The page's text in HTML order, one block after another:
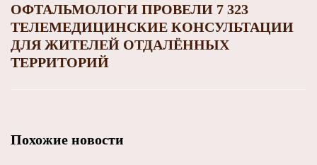
ОФТАЛЬМОЛОГИ ПРОВЕЛИ 7 323
ТЕЛЕМЕДИЦИНСКИЕ КОНСУЛЬТАЦИИ
ДЛЯ ЖИТЕЛЕЙ ОТДАЛЁННЫХ
ТЕРРИТОРИЙ
Похожие новости